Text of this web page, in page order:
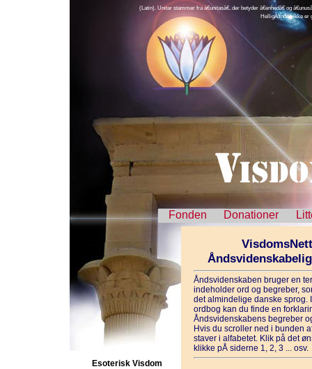
(Latin). Unitar stammer fra â€unitasâ€, der betyder â€enhedâ€ og
HelligÃ¥nden ikke er
Fonden Donationer
Esoterisk Visdom
Åndsvidenskaben bruger en
indeholder ord og begreber,
det almindelige danske sprog.
ordbog kan du finde en
Åndsvidenskabens begreber
Hvis du scroller ned i bunden
staver i alfabetet. Klik på det
klikke pÅ siderne 1, 2, 3 ... osv.